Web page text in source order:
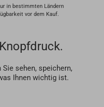
in bestimmten Ländern
vor dem Kauf.
sehen, speichern,
Ihnen wichtig ist.